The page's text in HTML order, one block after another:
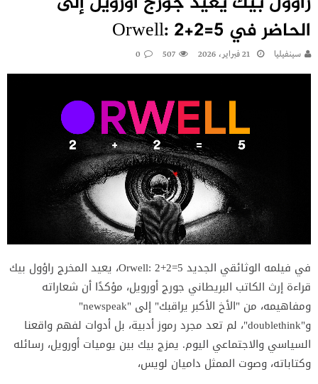
الحاضر في Orwell: 2+2=5
سينفيليا 21 فبراير، 2026 507
0
في فيلمه الوثائقي الجديد Orwell: 2+2=5، يعيد المخرج راؤول بيك
قراءة إرث الكاتب البريطاني جورج أورويل، مؤكدًا أن شعاراته
ومفاهيمه، من "الأخ الأكبر يراقبك" إلى "newspeak"
و"doublethink"، لم تعد مجرد رموز أدبية، بل أدوات لفهم واقعنا
السياسي والاجتماعي اليوم. يمزج بيك بين يوميات أورويل، رسائله
وكتاباته، وصوت الممثل داميان لويس،